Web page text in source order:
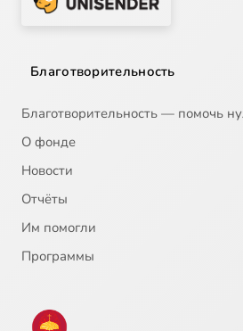
Благотворительность
Благотворительность — помочь
О фонде
Новости
Отчёты
Им помогли
Программы